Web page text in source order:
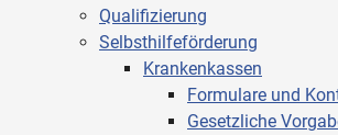
Qualifizierung
Selbsthilfeförderung
Krankenkassen
Formulare und
Gesetzliche